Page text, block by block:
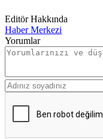
Editör Hakkında
Haber Merkezi
Yorumlar